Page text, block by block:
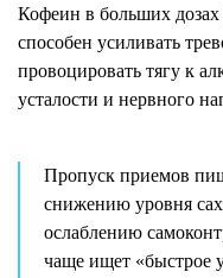
Кофеин в больших
способен усиливать
провоцировать тягу к
усталости и нервного
Пропуск приемов
снижению уровня
ослаблению
чаще ищет «быстрое